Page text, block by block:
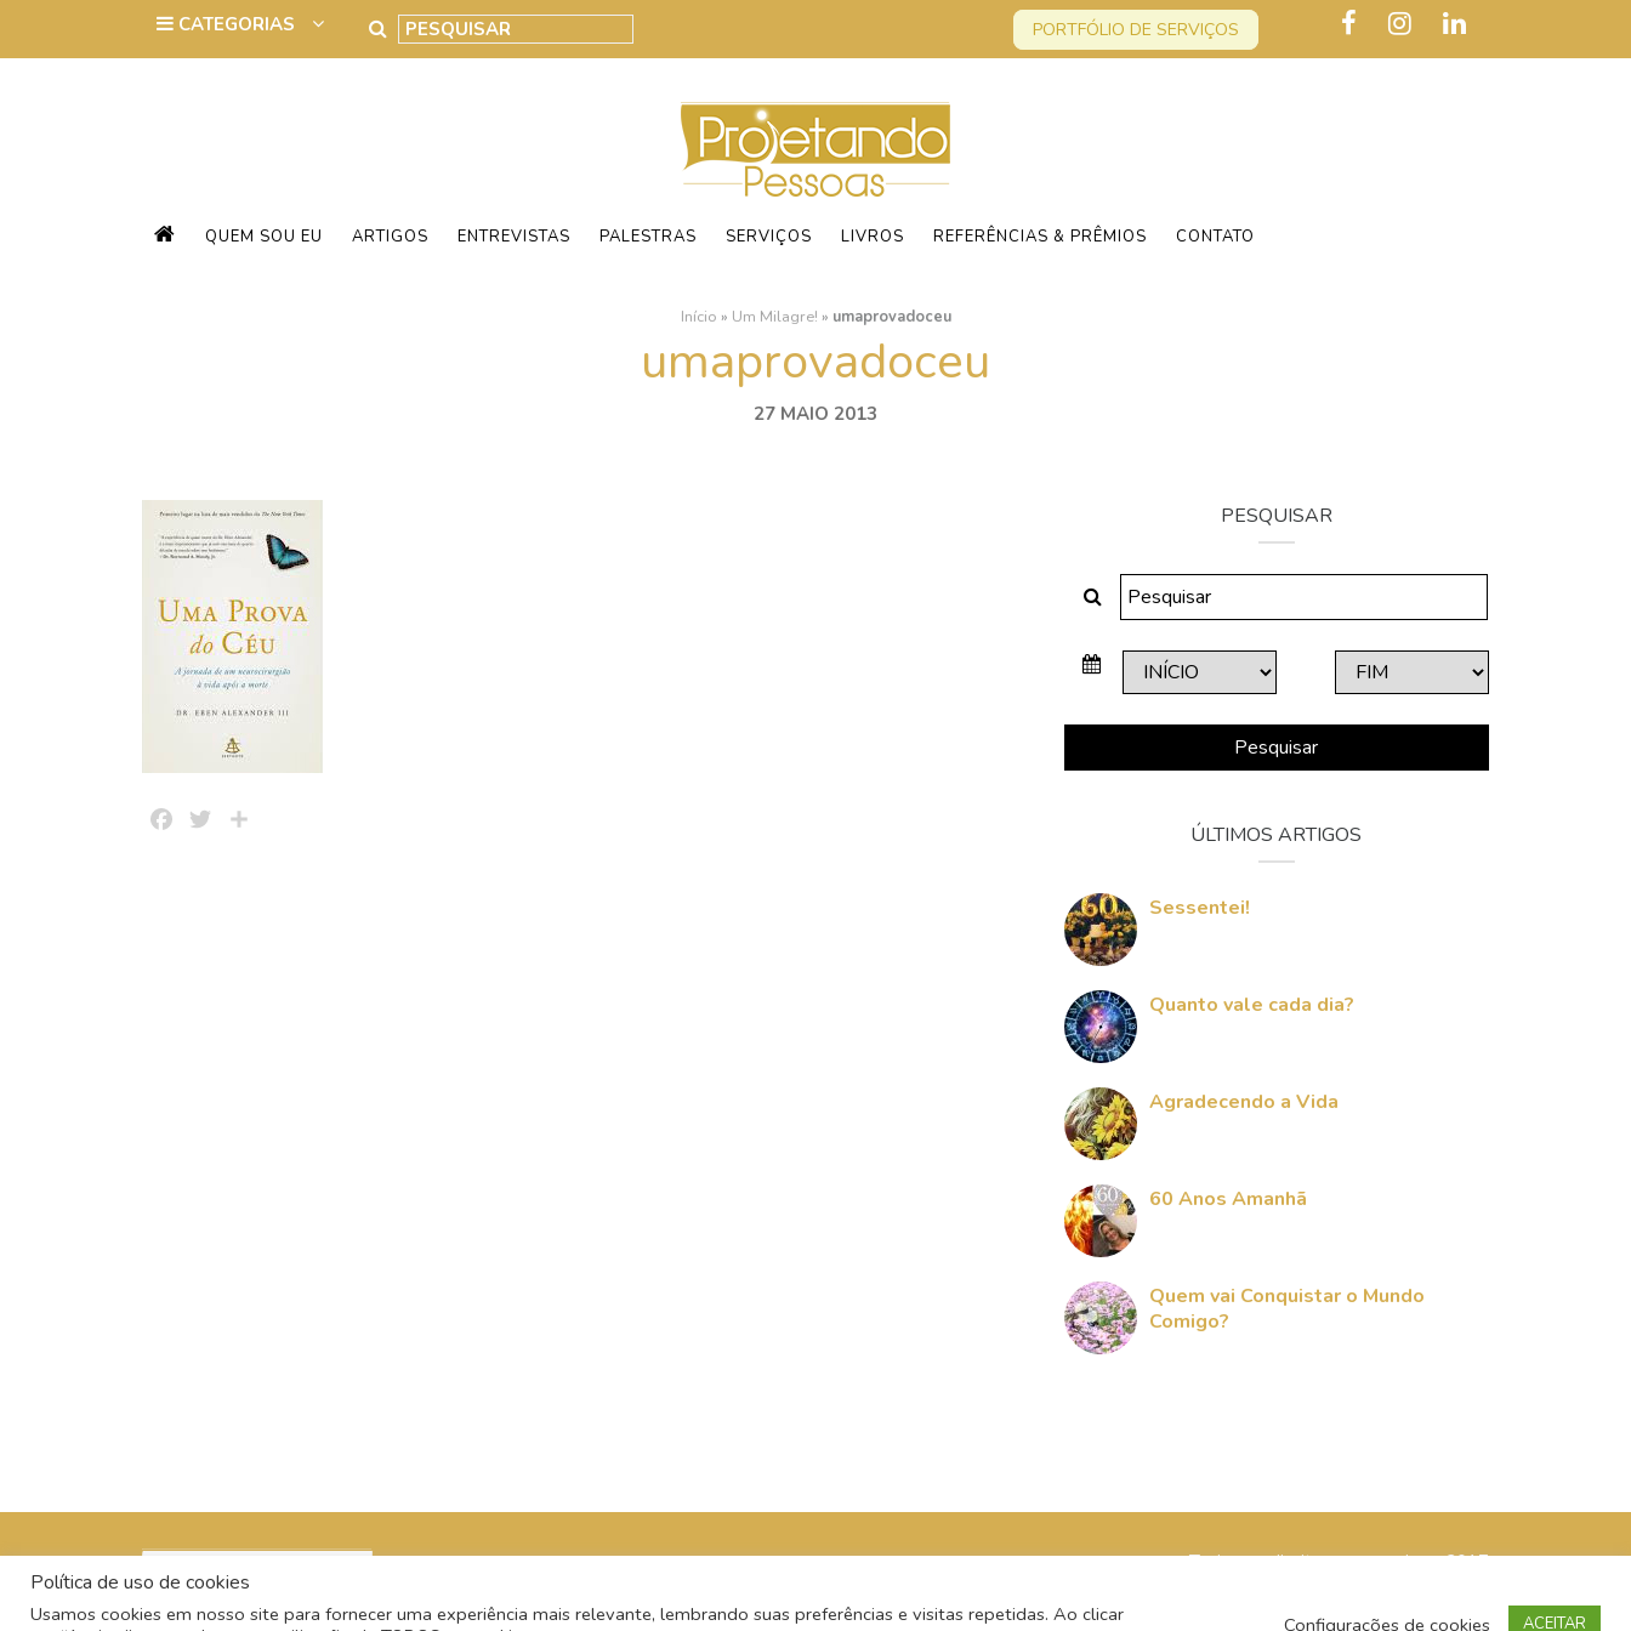
PORTFÓLIO DE SERVIÇOS
QUEM SOU EU ARTIGOS ENTREVISTAS PALESTRAS SERVIÇOS LIVROS REFERÊNCIAS & PRÊMIOS CONTATO
Início » Um Milagre! » umaprovadoceu
umaprovadoceu
27 MAIO 2013
FacebookTwitter
PESQUISAR
Pesquisar
ÚLTIMOS ARTIGOS
Sessentei!
Quanto vale cada dia?
Agradecendo a Vida
60 Anos Amanhã
Quem vai Conquistar o Mundo
Comigo?
Todos os direitos reservados - 2017
Política de uso de cookies
Usamos cookies em nosso site para fornecer uma experiência mais relevante, lembrando suas preferências e visitas repetidas. Ao clicar
Configurações de cookies ACEITAR